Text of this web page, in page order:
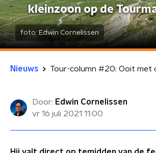
kleinzoon op de
foto: Edwin Cornelissen
Nieuws
Door: Edwin Cornelissen
vr 16 juli 2021 11:00